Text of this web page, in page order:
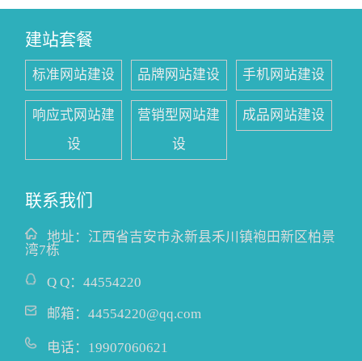
建站套餐
标准网站建设 品牌网站建设 手机网站建设
响应式网站建
设
营销型网站建
设
成品网站建设
联系我们
地址： 江西省吉安市永新县禾川镇袍田新区柏景
湾7栋
Q Q： 44554220
邮箱： 44554220@qq.com
电话： 19907060621